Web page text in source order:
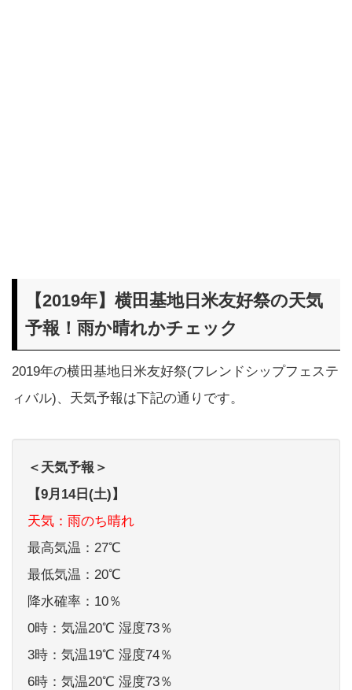
【2019年】横田基地日米友好祭の天気
予報！雨か晴れかチェック
2019年の横田基地日米友好祭(フレンドシップフェステ
ィバル)、天気予報は下記の通りです。
＜天気予報＞
【9月14日(土)】
天気：雨のち晴れ
最高気温：27℃
最低気温：20℃
降水確率：10％
0時：気温20℃ 湿度73％
3時：気温19℃ 湿度74％
6時：気温20℃ 湿度73％